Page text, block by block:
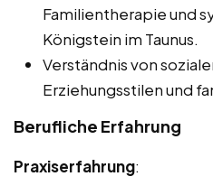
Familientherapie und
Königstein im Taunus.
Verständnis von
Erziehungsstilen und
Berufliche Erfahrung
Praxiserfahrung: